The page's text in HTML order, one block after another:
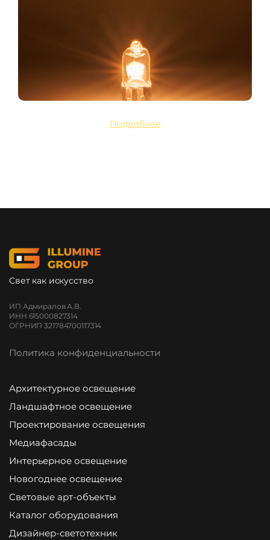
Подробнее
Свет как искусство
ИП Адмиралов А.В.
ИНН 615000827314
ОГРНИП 321784700117314
Политика конфиденциальности
Архитектурное освещение
Ландшафтное освещение
Проектирование освещения
Медиафасады
Интерьерное освещение
Новогоднее освещение
Световые арт-объекты
Каталог оборудования
Дизайнер-светотехник